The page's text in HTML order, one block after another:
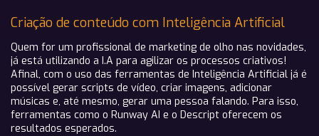
Criação de conteúdo com Inteligência Artificial
Quem for um profissional de marketing de olho nas novidades,
já está utilizando a I.A para agilizar os processos criativos!
Afinal, com o uso das ferramentas de Inteligência Artificial já é
possível gerar scripts de vídeo, criar imagens, adicionar
músicas e, até mesmo, gerar uma pessoa falando. Para isso,
ferramentas como o Runway AI e o Descript oferecem os
resultados esperados.